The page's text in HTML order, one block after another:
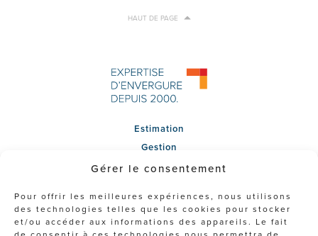
Gérer le consentement
Pour offrir les meilleures expériences, nous utilisons
des technologies telles que les cookies pour stocker
et/ou accéder aux informations des appareils. Le fait
HAUT DE PAGE
Estimation
Gestion
Litiges
Équipe
Entreprise